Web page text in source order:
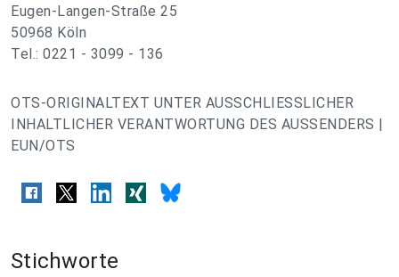
Eugen-Langen-Straße 25
50968 Köln
Tel.: 0221 - 3099 - 136
OTS-ORIGINALTEXT UNTER AUSSCHLIESSLICHER
INHALTLICHER VERANTWORTUNG DES AUSSENDERS |
EUN/OTS
Stichworte